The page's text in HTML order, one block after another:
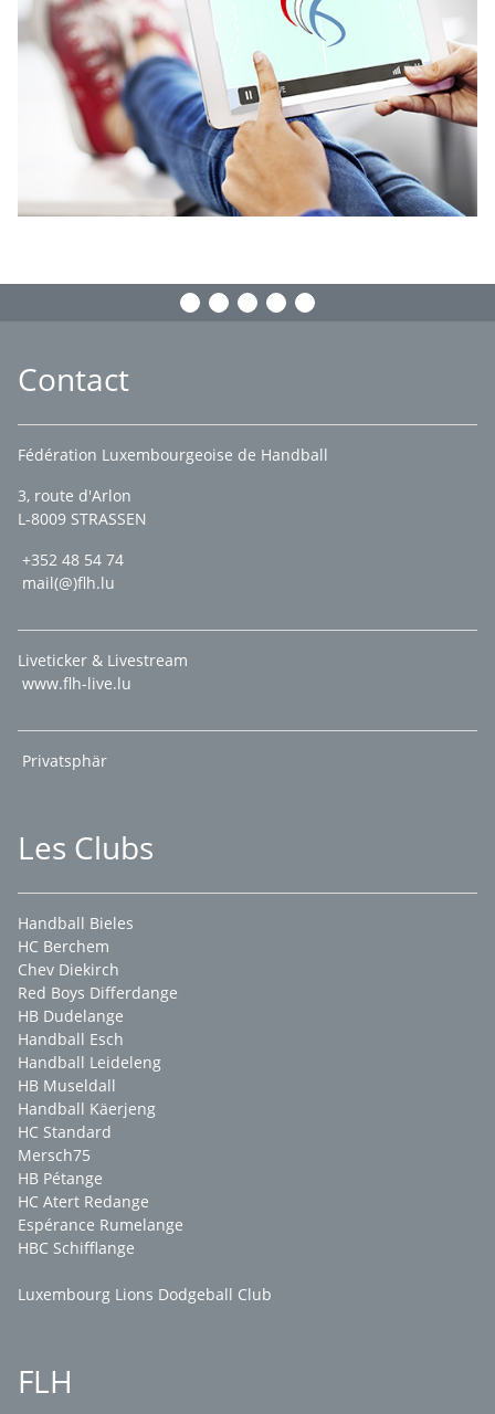
Contact
Fédération Luxembourgeoise de Handball
3, route d'Arlon
L-8009 STRASSEN
+352 48 54 74
mail(@)flh.lu
Liveticker & Livestream
www.flh-live.lu
Privatsphär
Les Clubs
Handball Bieles
HC Berchem
Chev Diekirch
Red Boys Differdange
HB Dudelange
Handball Esch
Handball Leideleng
HB Museldall
Handball Käerjeng
HC Standard
Mersch75
HB Pétange
HC Atert Redange
Espérance Rumelange
HBC Schifflange
Luxembourg Lions Dodgeball Club
FLH